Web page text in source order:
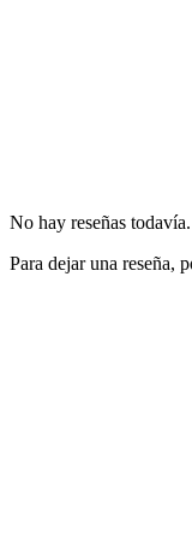
No hay reseñas
Para dejar una reseña,